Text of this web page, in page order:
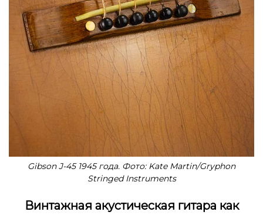
Gibson J-45 1945 года. Фото: Kate Martin/Gryphon
Stringed Instruments
Винтажная акустическая гитара как